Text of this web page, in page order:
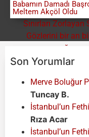
Babamın Damadı
Meltem Akçöl Oldu
Son Yorumlar
Merve Boluğur
Tuncay B.
İstanbul’un
Rıza Acar
İstanbul’un